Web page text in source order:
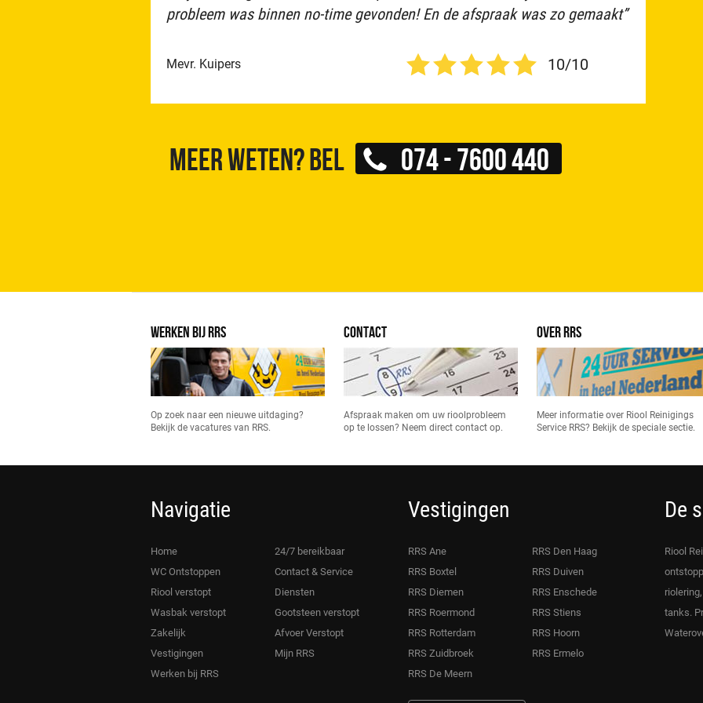
probleem was binnen no-time gevonden! En de afspraak was zo gemaakt”
Mevr. Kuipers 10/10
Meer weten? Bel 074 - 7600 440
WERKEN BIJ RRS
Op zoek naar een nieuwe uitdaging?
Bekijk de vacatures van RRS.
CONTACT
Afspraak maken om uw rioolprobleem
op te lossen? Neem direct contact op.
OVER RRS
Meer informatie over Riool Reinigings
Service RRS? Bekijk de speciale sectie.
Navigatie
Home
WC Ontstoppen
Riool verstopt
Wasbak verstopt
Zakelijk
Vestigingen
Werken bij RRS
24/7 bereikbaar
Contact & Service
Diensten
Gootsteen verstopt
Afvoer Verstopt
Mijn RRS
Vestigingen
RRS Ane
RRS Boxtel
RRS Diemen
RRS Roermond
RRS Rotterdam
RRS Zuidbroek
RRS De Meern
RRS Den Haag
RRS Duiven
RRS Enschede
RRS Stiens
RRS Hoorn
RRS Ermelo
De
Riool
tanks.